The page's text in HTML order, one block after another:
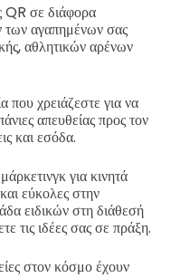
QR σε διάφορα
των αγαπημένων σας
αθλητικών αρένων
που χρειάζεστε για να
απευθείας προς τον
και εσόδα.
για κινητά
εύκολες στην
ειδικών στη διάθεσή
τις ιδέες σας σε πράξη.
στον κόσμο έχουν